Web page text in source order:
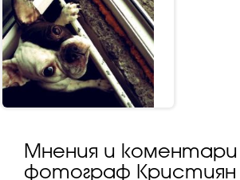
Мнения и коментари
фотограф Кристиян